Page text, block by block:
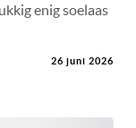
enig soelaas
26 juni 2026